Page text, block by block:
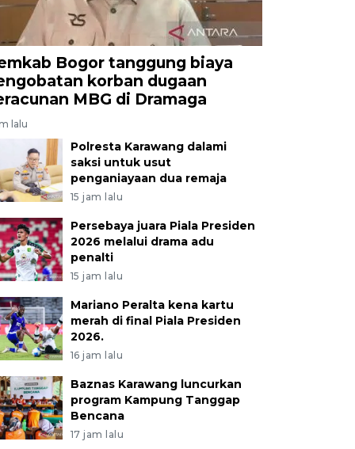
Bogor tanggung biaya
korban dugaan
MBG di Dramaga
lalu
Polresta Karawang dalami
saksi untuk usut
penganiayaan dua remaja
15 jam lalu
Persebaya juara Piala Presiden
2026 melalui drama adu
penalti
15 jam lalu
Mariano Peralta kena kartu
merah di final Piala Presiden
2026.
16 jam lalu
Baznas Karawang luncurkan
program Kampung Tanggap
Bencana
17 jam lalu